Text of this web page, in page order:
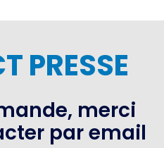
PRESSE
merci
par email